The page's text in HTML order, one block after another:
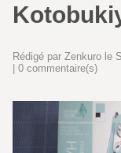
Rédigé par Zenkuro le
0 commentaire(s)